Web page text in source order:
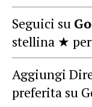
Seguici su
stellina ★
Aggiungi
preferita su